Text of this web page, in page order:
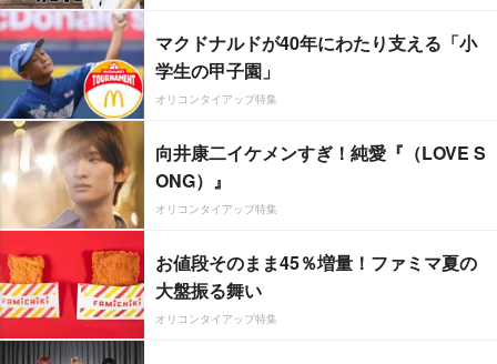
マクドナルドが40年にわたり支える「小
学生の甲子園」
オリコンタイアップ特集
向井康二イケメンすぎ！純愛『（LOVE S
ONG）』
オリコンタイアップ特集
お値段そのまま45％増量！ファミマ夏の
大盤振る舞い
オリコンタイアップ特集